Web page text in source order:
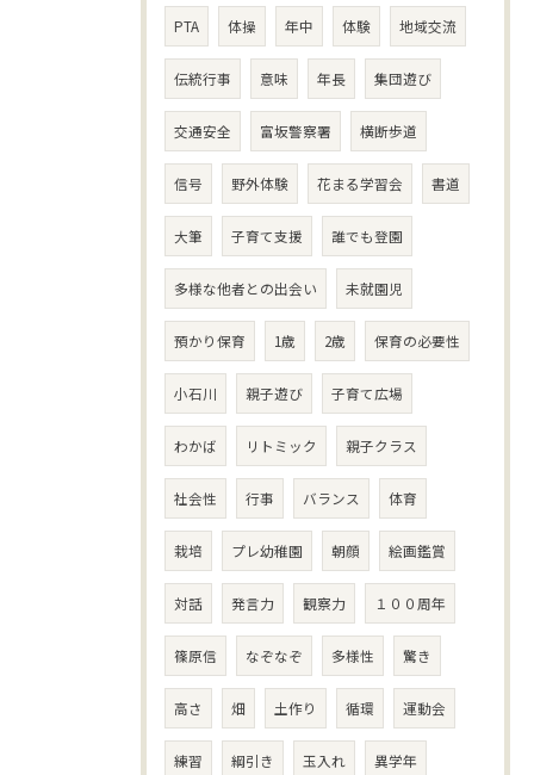
PTA 体操 年中 体験 地域交流
伝統行事 意味 年長 集団遊び
交通安全 富坂警察署 横断歩道
信号 野外体験 花まる学習会 書道
大筆 子育て支援 誰でも登園
多様な他者との出会い 未就園児
預かり保育 1歳 2歳 保育の必要性
小石川 親子遊び 子育て広場
わかば リトミック 親子クラス
社会性 行事 バランス 体育
栽培 プレ幼稚園 朝顔 絵画鑑賞
対話 発言力 観察力 １００周年
篠原信 なぞなぞ 多様性 驚き
高さ 畑 土作り 循環 運動会
練習 綱引き 玉入れ 異学年